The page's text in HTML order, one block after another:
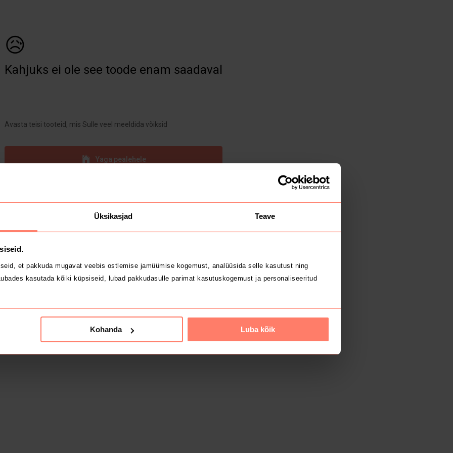
Üksikasjad Teave
et pakkuda mugavat veebis ostlemise jamüümise kogemust, analüüsida selle kasutust ning
kasutada kõiki küpsiseid, lubad pakkudasulle parimat kasutuskogemust ja personaliseeritud
Kohanda Luba kõik
😥
Kahjuks ei ole see toode enam saadaval
Avasta teisi tooteid, mis Sulle veel meeldida võiksid
Yaga pealehele